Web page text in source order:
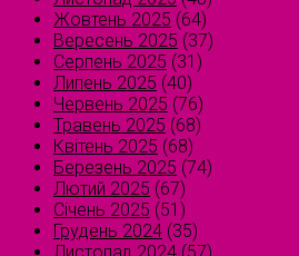
Жовтень 2025 (64)
Вересень 2025 (37)
Серпень 2025 (31)
Липень 2025 (40)
Червень 2025 (76)
Травень 2025 (68)
Квітень 2025 (68)
Березень 2025 (74)
Лютий 2025 (67)
Січень 2025 (51)
Грудень 2024 (35)
Листопад 2024 (57)